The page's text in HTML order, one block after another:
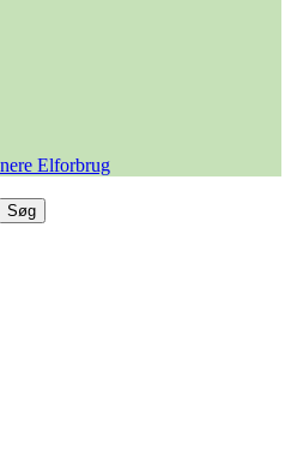
Elforbrug
Søg